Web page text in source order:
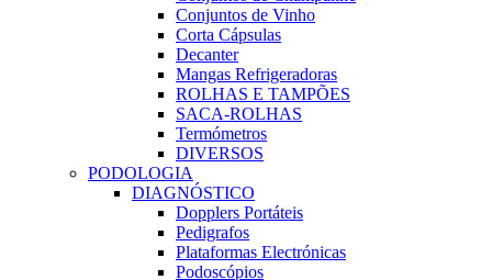
Conjuntos de Vinho
Corta Cápsulas
Decanter
Mangas Refrigeradoras
ROLHAS E TAMPÕES
SACA-ROLHAS
Termómetros
DIVERSOS
PODOLOGIA
DIAGNÓSTICO
Dopplers Portáteis
Pedigrafos
Plataformas Electrónicas
Podoscópios